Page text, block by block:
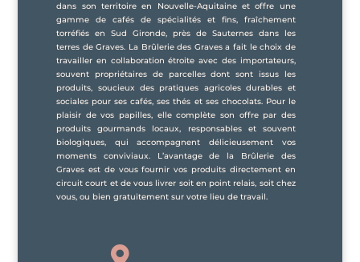
dans son territoire en Nouvelle-Aquitaine et offre une
gamme de cafés de spécialités et fins, fraîchement
torréfiés en Sud Gironde, près de Sauternes dans les
terres de Graves. La Brûlerie des Graves a fait le choix de
travailler en collaboration étroite avec des importateurs,
souvent propriétaires de parcelles dont sont issus les
produits, soucieux des pratiques agricoles durables et
sociales pour ses cafés, ses thés et ses chocolats. Pour le
plaisir de vos papilles, elle complète son offre par des
produits gourmands locaux, responsables et souvent
biologiques, qui accompagnent délicieusement vos
moments conviviaux. L’avantage de la Brûlerie des
Graves est de vous fournir vos produits directement en
circuit court et de vous livrer soit en point relais, soit chez
vous, ou bien gratuitement sur votre lieu de travail.
